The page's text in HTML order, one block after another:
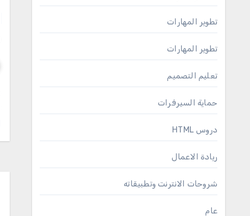
تطوير المهارات
تطوير المهارات
تعليم التصميم
حماية السيرفرات
دروس HTML
ريادة الاعمال
شروحات الانترنت وتطبيقاته
عام